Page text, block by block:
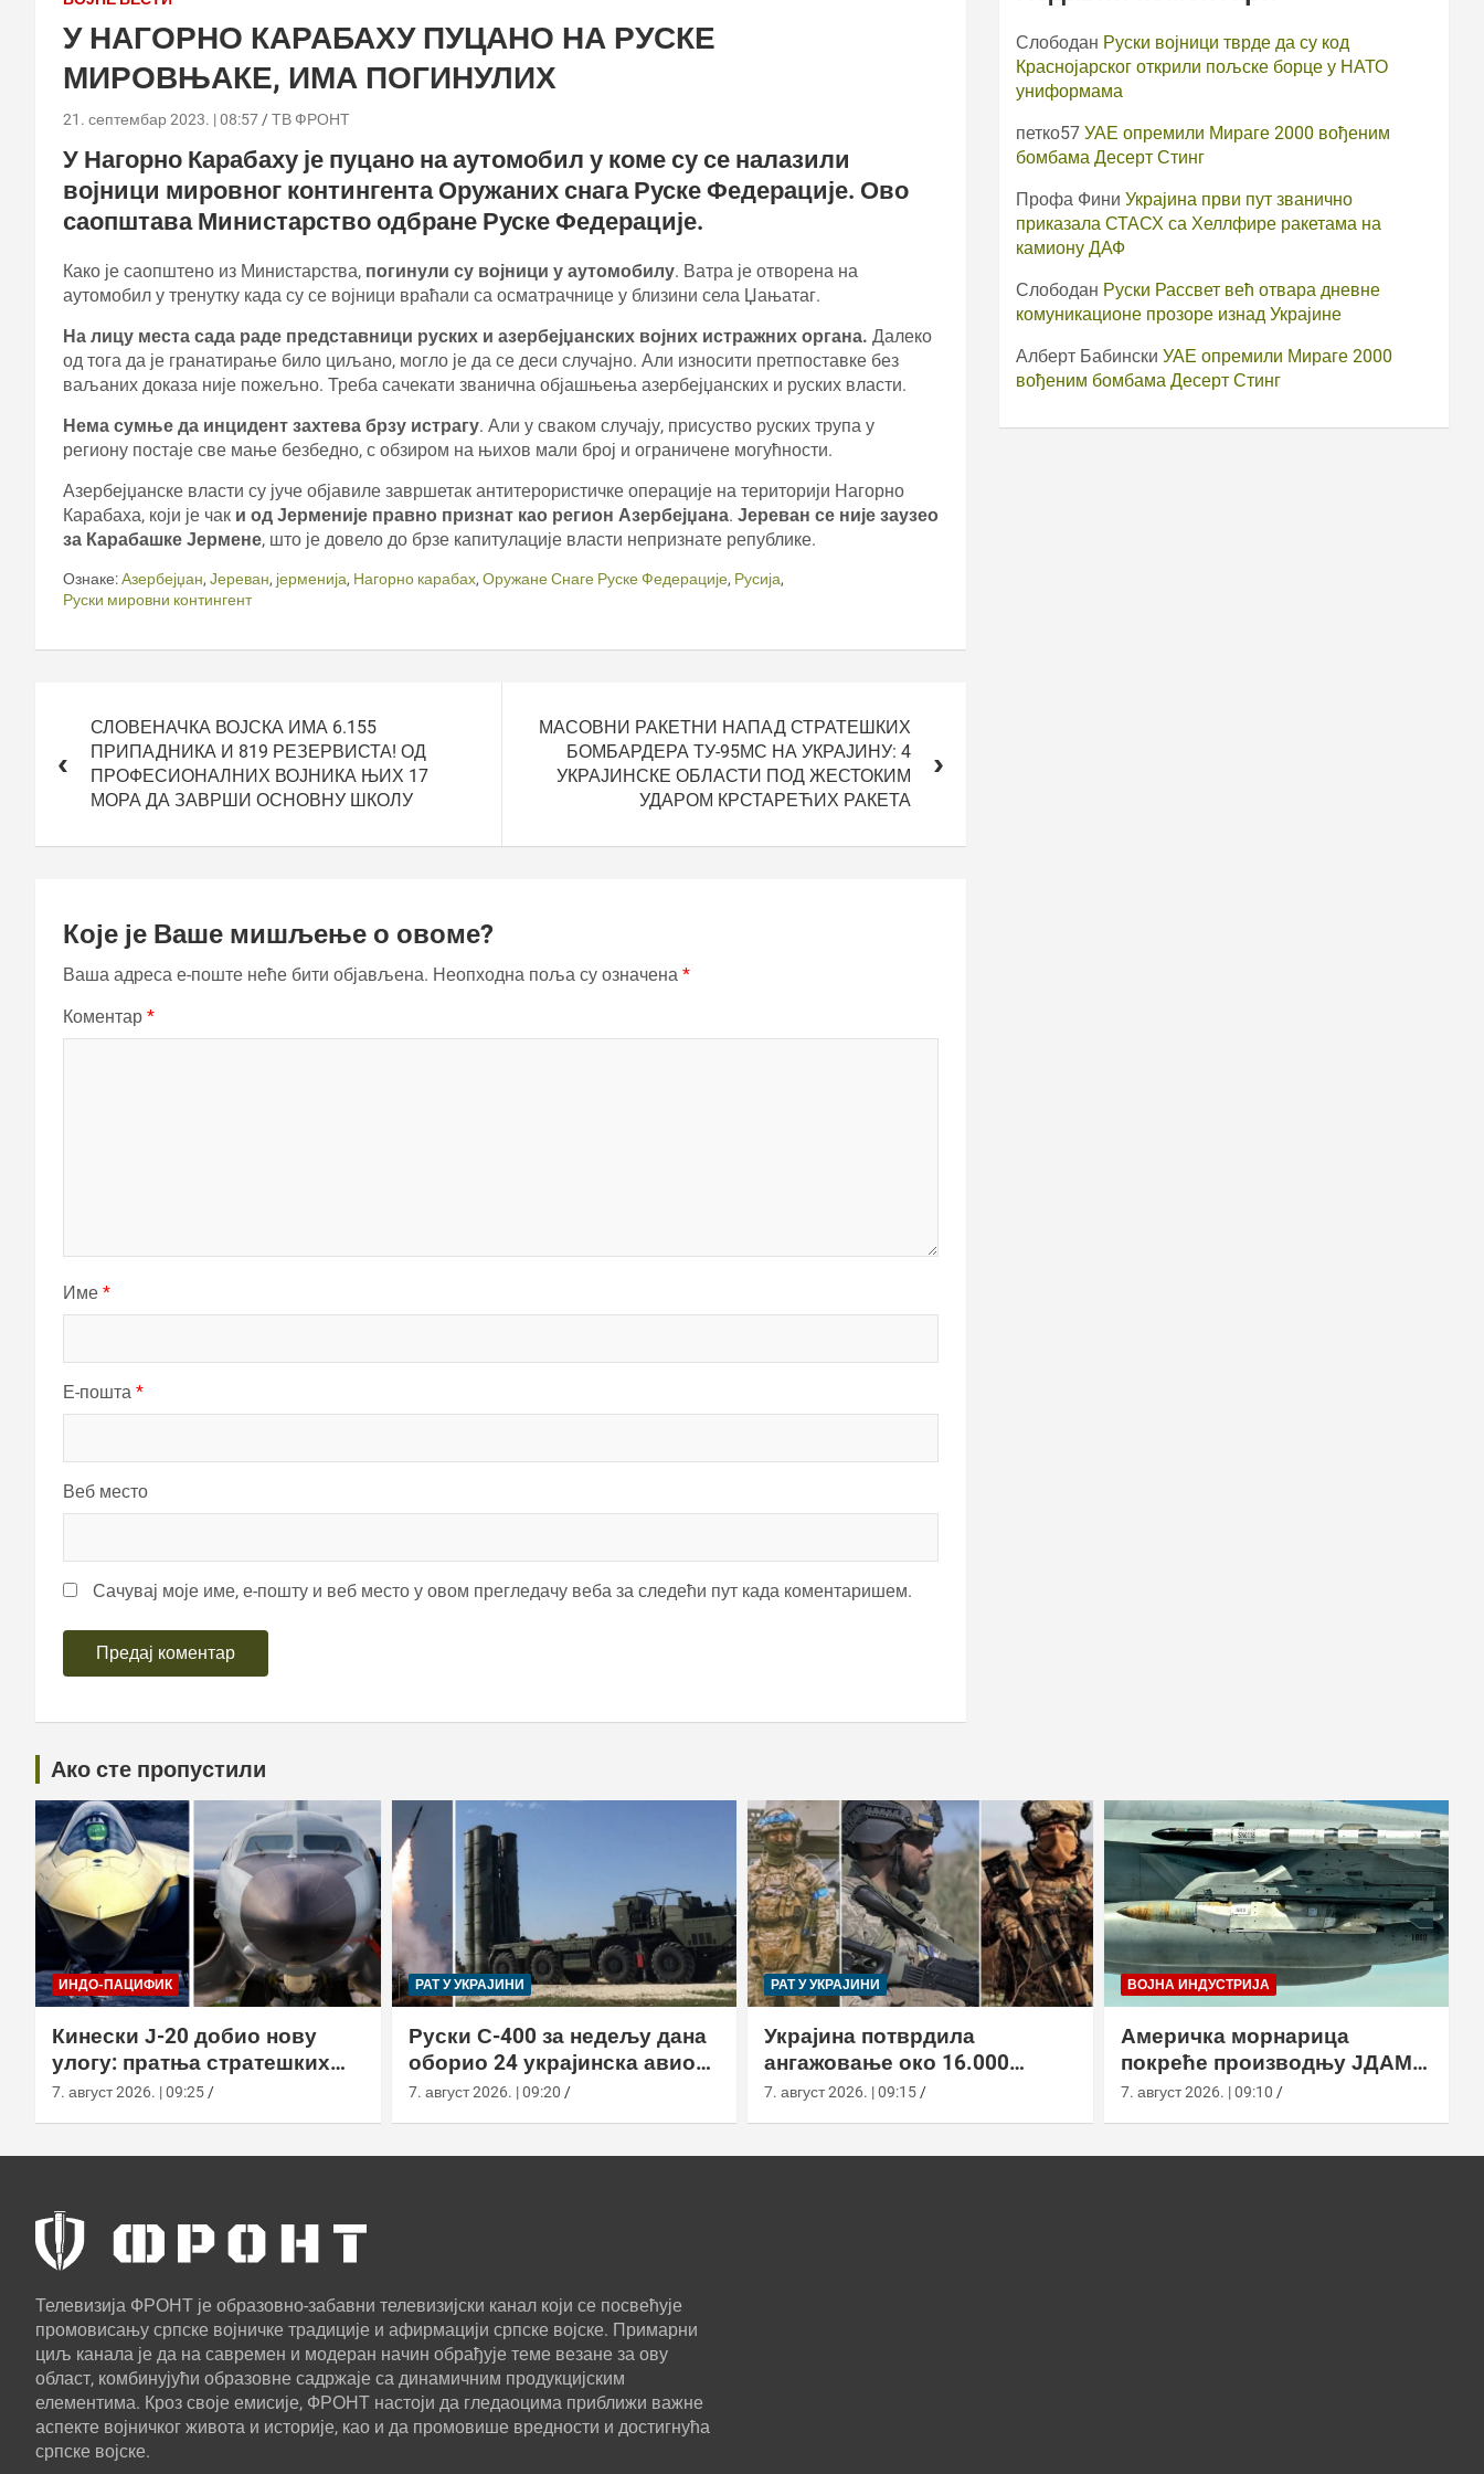
У НАГОРНО КАРАБАХУ ПУЦАНО НА РУСКЕ
МИРОВЊАКЕ, ИМА ПОГИНУЛИХ
21. септембар 2023. | 08:57 ТВ ФРОНТ
У Нагорно Карабаху је пуцано на аутомобил у коме су се налазили
војници мировног контингента Оружаних снага Руске Федерације. Ово
саопштава Министарство одбране Руске Федерације.
Како је саопштено из Министарства, погинули су војници у аутомобилу. Ватра је отворена на
аутомобил у тренутку када су се војници враћали са осматрачнице у близини села Џањатаг.
На лицу места сада раде представници руских и азербејџанских војних истражних органа. Далеко
од тога да је гранатирање било циљано, могло је да се деси случајно. Али износити претпоставке без
ваљаних доказа није пожељно. Треба сачекати званична објашњења азербејџанских и руских власти.
Нема сумње да инцидент захтева брзу истрагу. Али у сваком случају, присуство руских трупа у
региону постаје све мање безбедно, с обзиром на њихов мали број и ограничене могућности.
Азербејџанске власти су јуче објавиле завршетак антитерористичке операције на територији Нагорно
Карабаха, који је чак и од Јерменије правно признат као регион Азербејџана. Јереван се није заузео
за Карабашке Јермене, што је довело до брзе капитулације власти непризнате републике.
Ознаке:Азербејџан, Јереван, јерменија, Нагорно карабах, Оружане Снаге Руске Федерације, Русија,
Руски мировни контингент
чланкаСЛОВЕНАЧКА ВОЈСКА ИМА 6.155
ПРИПАДНИКА И 819 РЕЗЕРВИСТА! ОД
ПРОФЕСИОНАЛНИХ ВОЈНИКА ЊИХ 17
МОРА ДА ЗАВРШИ ОСНОВНУ ШКОЛУ
МАСОВНИ РАКЕТНИ НАПАД СТРАТЕШКИХ
БОМБАРДЕРА ТУ-95МС НА УКРАЈИНУ: 4
УКРАЈИНСКЕ ОБЛАСТИ ПОД ЖЕСТОКИМ
УДАРОМ КРСТАРЕЋИХ РАКЕТА
Које је Ваше мишљење о овоме?
Ваша адреса е-поште неће бити објављена. Неопходна поља су означена *
Коментар *
Име *
Е-пошта *
Веб место
Сачувај моје име, е-пошту и веб место у овом прегледачу веба за следећи пут када коментаришем.
Слободан Руски војници тврде да су код
Краснојарског открили пољске борце у НАТО
униформама
петко57 УАЕ опремили Мираге 2000 вођеним
бомбама Десерт Стинг
Профа Фини Украјина први пут званично
приказала СТАСХ са Хеллфире ракетама на
камиону ДАФ
Слободан Руски Рассвет већ отвара дневне
комуникационе прозоре изнад Украјине
Алберт Бабински УАЕ опремили Мираге 2000
вођеним бомбама Десерт Стинг
Ако сте пропустили
ИНДО-ПАЦИФИК
Кинески Ј-20 добио нову
улогу: пратња стратешких
бомбардера Х-6Н
7. август 2026. | 09:25
РАТ У УКРАЈИНИ
Руски С-400 за недељу дана
оборио 24 украјинска авиона
новом тактиком заседе
7. август 2026. | 09:20
РАТ У УКРАЈИНИ
Украјина потврдила
ангажовање око 16.000
страних бораца из 72 земље
7. август 2026. | 09:15
ВОЈНА ИНДУСТРИЈА
Америчка морнарица
покреће производњу ЈДАМ-
ЛР за Супер Хорнет
7. август 2026. | 09:10
Телевизија ФРОНТ је образовно-забавни телевизијски канал који се посвећује
промовисању српске војничке традиције и афирмацији српске војске. Примарни
циљ канала је да на савремен и модеран начин обрађује теме везане за ову
област, комбинујући образовне садржаје са динамичним продукцијским
елементима. Кроз своје емисије, ФРОНТ настоји да гледаоцима приближи важне
аспекте војничког живота и историје, као и да промовише вредности и достигнућа
српске војске.